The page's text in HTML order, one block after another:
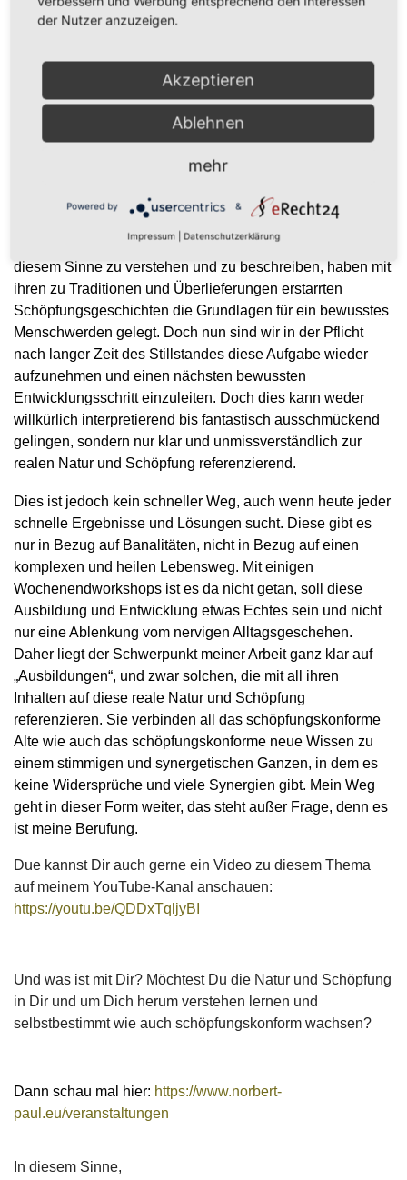
als Teil ihres Wesens.
tun. Die naturspirituellen Sichtweisen / Konzepte /
Traditionen wie Schamanismus, Neo-Schamanismus,
Druidentum, Heidentum, Wicca, Pagan, und viele andere,
waren wichtig und haben ihren Zweck erfüllt. Sie haben in
einer Zeit der überrationalen, mechanistischen und
erinnern, dass wir ein untrennbarer Teil der Natur und
Schöpfung, Teil von etwas Größerem sind. Unsere frühen
Vorfahren haben ihren Teil dazu beigetragen, ihre Welt in
diesem Sinne zu verstehen und zu beschreiben, haben mit
ihren zu Traditionen und Überlieferungen erstarrten
Schöpfungsgeschichten die Grundlagen für ein bewusstes
Menschwerden gelegt. Doch nun sind wir in der Pflicht
nach langer Zeit des Stillstandes diese Aufgabe wieder
aufzunehmen und einen nächsten bewussten
Entwicklungsschritt einzuleiten. Doch dies kann weder
willkürlich interpretierend bis fantastisch ausschmückend
gelingen, sondern nur klar und unmissverständlich zur
realen Natur und Schöpfung referenzierend.
Dies ist jedoch kein schneller Weg, auch wenn heute jeder
schnelle Ergebnisse und Lösungen sucht. Diese gibt es
nur in Bezug auf Banalitäten, nicht in Bezug auf einen
komplexen und heilen Lebensweg. Mit einigen
Wochenendworkshops ist es da nicht getan, soll diese
Ausbildung und Entwicklung etwas Echtes sein und nicht
nur eine Ablenkung vom nervigen Alltagsgeschehen.
Daher liegt der Schwerpunkt meiner Arbeit ganz klar auf
„Ausbildungen“, und zwar solchen, die mit all ihren
Inhalten auf diese reale Natur und Schöpfung
referenzieren. Sie verbinden all das schöpfungskonforme
Alte wie auch das schöpfungskonforme neue Wissen zu
einem stimmigen und synergetischen Ganzen, in dem es
keine Widersprüche und viele Synergien gibt. Mein Weg
geht in dieser Form weiter, das steht außer Frage, denn es
ist meine Berufung.
Due kannst Dir auch gerne ein Video zu diesem Thema
auf meinem YouTube-Kanal anschauen:
https://youtu.be/QDDxTqljyBI
Und was ist mit Dir? Möchtest Du die Natur und Schöpfung
in Dir und um Dich herum verstehen lernen und
selbstbestimmt wie auch schöpfungskonform wachsen?
Dann schau mal hier: https://www.norbert-
paul.eu/veranstaltungen
In diesem Sinne,
der Nutzer anzuzeigen.
Akzeptieren
Ablehnen
mehr
Powered by &
Impressum Datenschutzerklärung